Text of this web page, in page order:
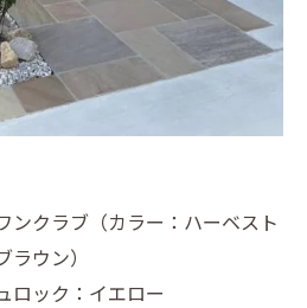
ンクラブ（カラー：ハーベスト
ラウン）
ロック：イエロー